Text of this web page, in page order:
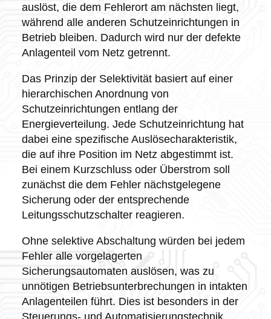
auslöst, die dem Fehlerort am nächsten liegt,
während alle anderen Schutzeinrichtungen in
Betrieb bleiben. Dadurch wird nur der defekte
Anlagenteil vom Netz getrennt.
Das Prinzip der Selektivität basiert auf einer
hierarchischen Anordnung von
Schutzeinrichtungen entlang der
Energieverteilung. Jede Schutzeinrichtung hat
dabei eine spezifische Auslösecharakteristik,
die auf ihre Position im Netz abgestimmt ist.
Bei einem Kurzschluss oder Überstrom soll
zunächst die dem Fehler nächstgelegene
Sicherung oder der entsprechende
Leitungsschutzschalter reagieren.
Ohne selektive Abschaltung würden bei jedem
Fehler alle vorgelagerten
Sicherungsautomaten auslösen, was zu
unnötigen Betriebsunterbrechungen in intakten
Anlagenteilen führt. Dies ist besonders in der
Steuerungs- und Automatisierungstechnik